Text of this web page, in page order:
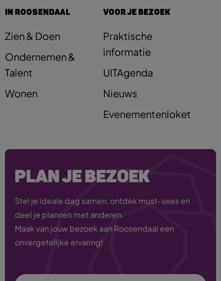
IN ROOSENDAAL
Zien & Doen
Ondernemen &
Talent
Wonen
VOOR JE BEZOEK
Praktische
informatie
UITAgenda
Nieuws
Evenementenloket
PLAN JE BEZOEK
Stel je ideale dag samen, ontdek must-sees en
deel je plannen met anderen.
Maak van jouw bezoek aan Roosendaal een
onvergetelijke ervaring!